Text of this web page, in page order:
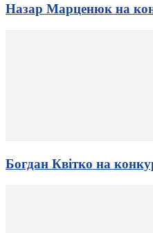
Назар Марценюк на
Богдан Квітко на